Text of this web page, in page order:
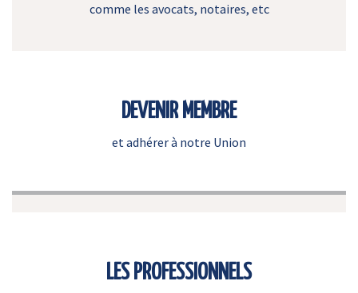
comme les avocats, notaires, etc
DEVENIR MEMBRE
et adhérer à notre Union
LES PROFESSIONNELS